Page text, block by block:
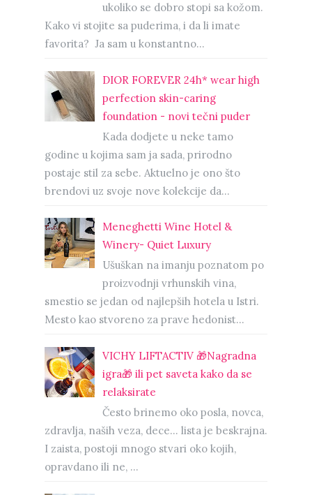
ukoliko se dobro stopi sa kožom.
Kako vi stojite sa puderima, i da li imate
favorita? Ja sam u konstantno...
DIOR FOREVER 24h* wear high
perfection skin-caring
foundation - novi tečni puder
Kada dodjete u neke tamo
godine u kojima sam ja sada, prirodno
postaje stil za sebe. Aktuelno je ono što
brendovi uz svoje nove kolekcije da...
Meneghetti Wine Hotel &
Winery- Quiet Luxury
Ušuškan na imanju poznatom po
proizvodnji vrhunskih vina,
smestio se jedan od najlepših hotela u Istri.
Mesto kao stvoreno za prave hedonist...
VICHY LIFTACTIV 🎁Nagradna
igra🎁 ili pet saveta kako da se
relaksirate
Često brinemo oko posla, novca,
zdravlja, naših veza, dece… lista je beskrajna.
I zaista, postoji mnogo stvari oko kojih,
opravdano ili ne, ...